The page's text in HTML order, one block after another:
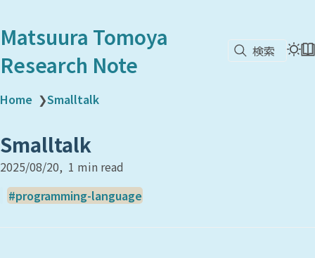
Matsuura Tomoya
Research Note
検索
Home ❯Smalltalk
Smalltalk
2025/08/20
1 min read
programming-language